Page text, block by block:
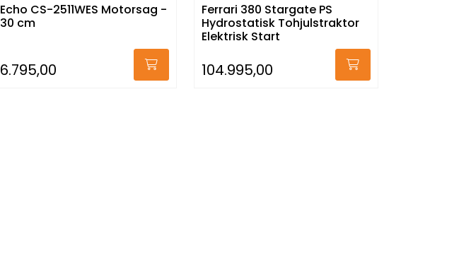
Echo CS-2511WES Motorsag -
30 cm
6.795,00
Ferrari 380 Stargate PS
Hydrostatisk Tohjulstraktor
Elektrisk Start
104.995,00